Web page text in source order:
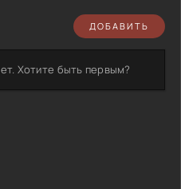
ДОБАВИТЬ
Хотите быть первым?